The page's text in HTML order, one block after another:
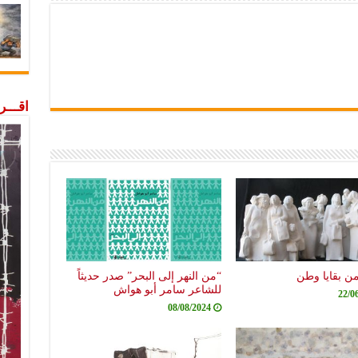
بقايا وطن
22/
“من النهر إلى البحر” صدر حديثاً
للشاعر سامر أبو هواش
08/08/2024